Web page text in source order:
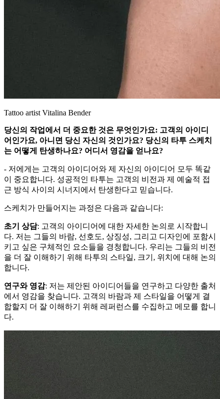
Tattoo artist Vitalina Bender
당신의 작업에서 더 중요한 것은 무엇인가요: 고객의 아이디
어인가요, 아니면 당신 자신의 것인가요? 당신의 타투 스케치
는 어떻게 탄생하나요? 어디서 영감을 얻나요?
- 저에게는 고객의 아이디어와 제 자신의 아이디어 모두 똑같
이 중요합니다. 성공적인 타투는 고객의 비전과 제 예술적 접
근 방식 사이의 시너지에서 탄생한다고 믿습니다.
스케치가 만들어지는 과정은 다음과 같습니다:
초기 상담: 고객의 아이디어에 대한 자세한 논의로 시작합니
다. 저는 그들의 바람, 선호도, 상징성, 그리고 디자인에 포함시
키고 싶은 구체적인 요소들을 경청합니다. 우리는 그들의 비전
을 더 잘 이해하기 위해 타투의 스타일, 크기, 위치에 대해 논의
합니다.
연구와 영감: 저는 제안된 아이디어들을 연구하고 다양한 출처
에서 영감을 찾습니다. 고객의 바람과 제 스타일을 어떻게 결
합할지 더 잘 이해하기 위해 레퍼런스를 수집하고 메모를 합니
다.